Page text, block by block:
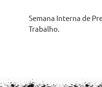
Semana Interna de
Trabalho.